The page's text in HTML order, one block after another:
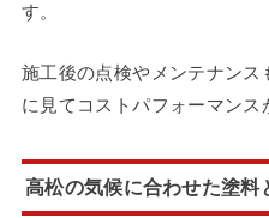
す。
施工後の点検やメンテナン
に見てコストパフォーマンス
高松の気候に合わせた塗料